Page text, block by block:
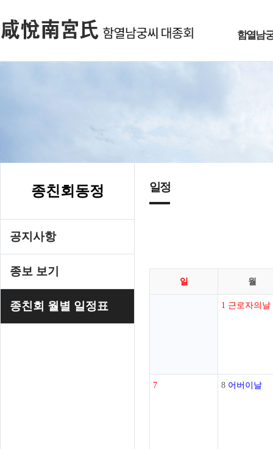
함열남
종친회동정
공지사항
종보 보기
종친회 월별 일정표
일정
일 월
1 근로자의날
7 8 어버이날